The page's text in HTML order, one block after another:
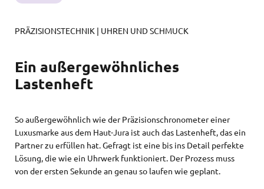
PRÄZISIONSTECHNIK | UHREN UND SCHMUCK
Ein außergewöhnliches
Lastenheft
So außergewöhnlich wie der Präzisionschronometer einer
Luxusmarke aus dem Haut-Jura ist auch das Lastenheft, das ein
Partner zu erfüllen hat. Gefragt ist eine bis ins Detail perfekte
Lösung, die wie ein Uhrwerk funktioniert. Der Prozess muss
von der ersten Sekunde an genau so laufen wie geplant.